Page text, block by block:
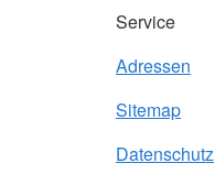
Service
Adressen
Sitemap
Datenschutz